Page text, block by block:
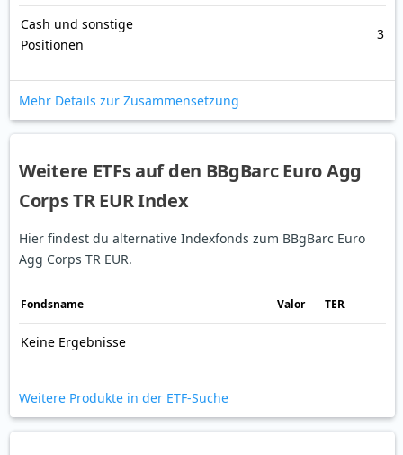
Cash und sonstige
Positionen
3
Mehr Details zur Zusammensetzung
Weitere ETFs auf den BBgBarc Euro Agg
Corps TR EUR Index
Hier findest du alternative Indexfonds zum BBgBarc Euro
Agg Corps TR EUR.
Fonds­name Valor TER
Keine Ergebnisse
Weitere Produkte in der ETF-Suche